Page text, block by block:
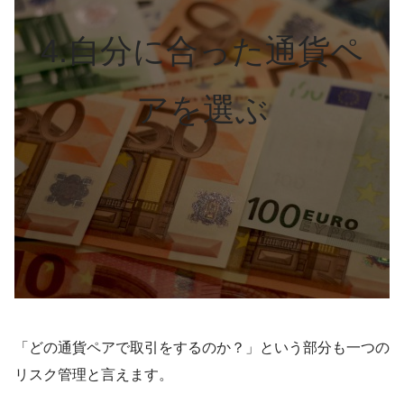
4.自分に合った通貨ペ
アを選ぶ
「どの通貨ペアで取引をするのか？」という部分も一つの
リスク管理と言えます。